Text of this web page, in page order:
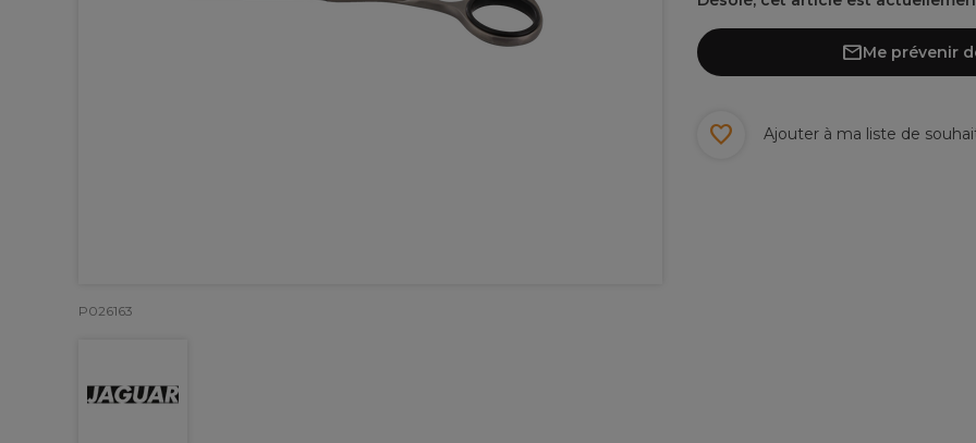
P026163
Me prévenir
Ajouter à ma liste de